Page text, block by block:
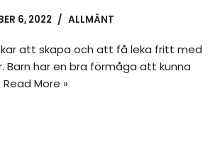
6, 2022 ALLMÄNT
att skapa och att få leka fritt med
Barn har en bra förmåga att kunna
Read More »